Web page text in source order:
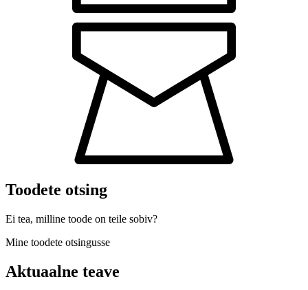
Toodete otsing
Ei tea, milline toode on teile sobiv?
Mine toodete otsingusse
Aktuaalne teave